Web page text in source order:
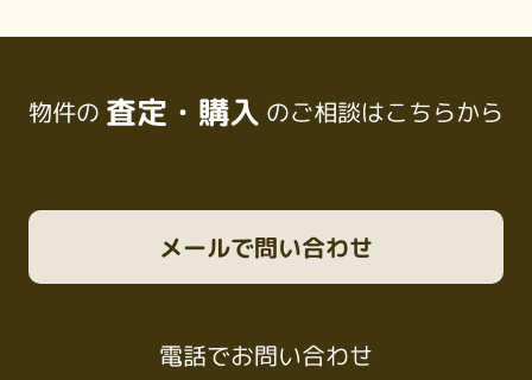
物件の 査定・購入 のご相談はこちらから
電話でお問い合わせ
メールで問い合わせ